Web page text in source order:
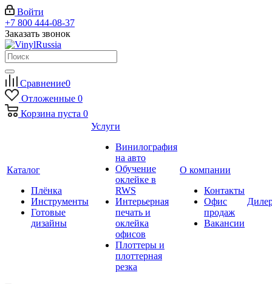
Войти
+7 800 444-08-37
Заказать звонок
Сравнение0
Отложенные 0
Корзина пуста 0
Каталог
Плёнка
Инструменты
Готовые
дизайны
Услуги
Винилография
на авто
Обучение
оклейке в
RWS
Интерьерная
печать и
оклейка
офисов
Плоттеры и
плоттерная
резка
О компании
Контакты
Офис
продаж
Вакансии